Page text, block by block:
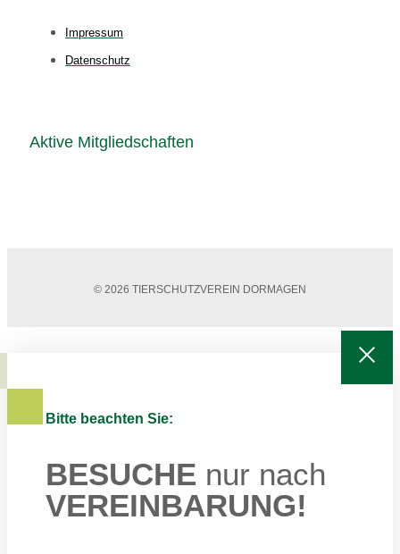
Impressum
Datenschutz
Aktive Mitgliedschaften
© 2026 TIERSCHUTZVEREIN DORMAGEN
Bitte beachten Sie:
BESUCHE nur nach
VEREINBARUNG!